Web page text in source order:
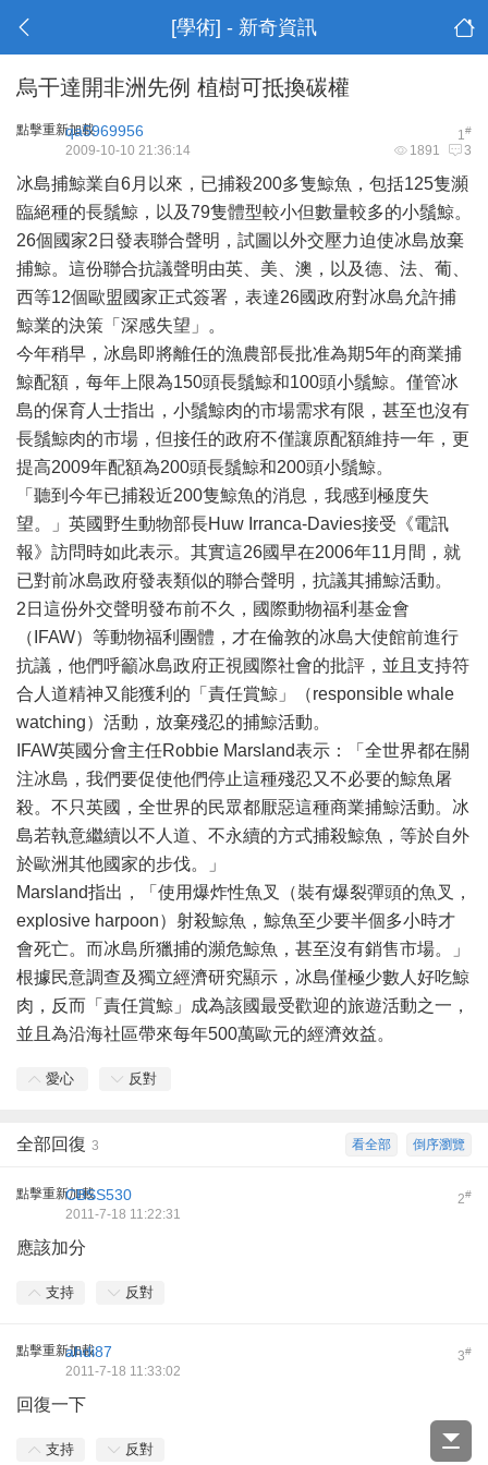
[學術] - 新奇資訊
烏干達開非洲先例 植樹可抵換碳權
點擊重新加載 1#
qa5969956
1891 3
2009-10-10 21:36:14
冰島捕鯨業自6月以來，已捕殺200多隻鯨魚，包括125隻瀕
臨絕種的長鬚鯨，以及79隻體型較小但數量較多的小鬚鯨。
26個國家2日發表聯合聲明，試圖以外交壓力迫使冰島放棄
捕鯨。這份聯合抗議聲明由英、美、澳，以及德、法、葡、
西等12個歐盟 國家正式簽署，表達26國政府對冰島允許捕
鯨業的決策「深感失望」。
今年稍早，冰島即將離任的漁農部長批准為期5年的商業捕
鯨配額，每年上限為150頭長鬚鯨和100頭小鬚鯨。僅管冰
島的保育人士指出，小鬚鯨肉的市場需求有限，甚至也沒有
長鬚鯨肉的市場，但接任的政府不僅讓原配額維持一年，更
提高2009年配額為200頭長鬚鯨和200頭小鬚鯨。
「聽到今年已捕殺近200隻鯨魚的消息，我感到極度失
望。」英國野生動物部長Huw Irranca-Davies接受《電訊
報》訪問時如此表示。其實這26國早在2006年11月間，就
已對前冰島政府發表類似的聯合聲明，抗議其捕鯨活動。
2日這份外交聲明發布前不久，國際動物福利 基金會
（IFAW）等動物福利團體，才在倫敦的冰島大使館前進行
抗議，他們呼籲冰島政府正視國際社會的批評，並且支持符
合人道精神又能獲利的「責任賞鯨」（responsible whale
watching）活動，放棄殘忍的捕鯨活動。
IFAW英國分會主任Robbie Marsland表示：「全世界都在關
注冰島，我們要促使他們停止這種殘忍又不必要的鯨魚屠
殺。不只英國，全世界的民眾都厭惡這種商業捕鯨活動。冰
島若執意繼續以不人道、不永續的方式捕殺鯨魚，等於自外
於歐洲其他國家的步伐。」
Marsland指出，「使用爆炸性魚叉（裝有爆裂彈頭的魚叉，
explosive harpoon）射殺鯨魚，鯨魚至少要半個多小時才
會死亡。而冰島所獵捕的瀕危鯨魚，甚至沒有銷售市場。」
根據民意調查及獨立經濟研究顯示，冰島僅極少數人好吃鯨
肉，反而「責任賞鯨」成為該國最受歡迎的旅遊活動之一，
並且為沿海社區帶來每年500萬歐元的經濟效益。
愛心 反對
倒序瀏覽
看全部
全部回復 3
點擊重新加載 2#
CBSS530
2011-7-18 11:22:31
應該加分
支持 反對
點擊重新加載 3#
ahdi87
2011-7-18 11:33:02
回復一下
支持 反對